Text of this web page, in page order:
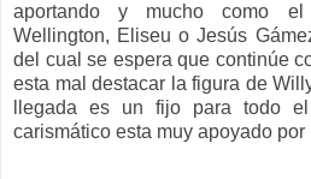
aportando y mucho como el
Wellington, Eliseu o Jesús
del cual se espera que continúe
esta mal destacar la figura de
llegada es un fijo para todo
carismático esta muy apoyado por